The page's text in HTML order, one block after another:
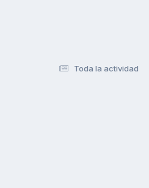
Toda la actividad